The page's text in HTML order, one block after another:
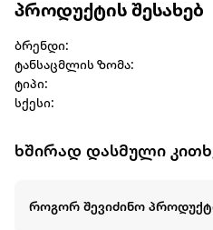
US POLO ASSN ეს
ფერებით და ბრენდული
სტრუქტურა, ბიჭების
ხანგრძლივი გამოყენების
შემადგენლობა: 65 % ბამბა,
პროდუქტის შესახებ
ბრენდი:
ტანსაცმლის ზომა:
ტიპი:
სქესი:
ხშირად დასმული
როგორ შევიძინო